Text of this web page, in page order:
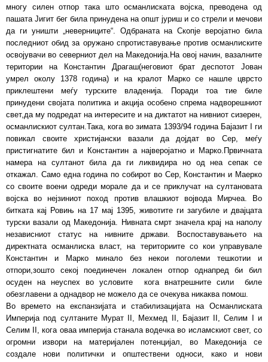
многу силен отпор така што османлиската војска, преводена од
пашата Јигит бег била принудена на општ јуриш и со стрели и мечови
да ги уништи „неверниците“. Одбраната на Скопје веројатно била
последниот обид за оружано спротиставување против османлиските
освојувачи во северниот дел на Македонија.На овој начин, вазалните
територии на Константин Драгаш(неговиот брат деспотот Јован
умрел околу 1378 година) и на кралот Марко се нашле цврсто
приклештени меѓу турските владенија. Поради тоа тие биле
принудени својата политика и акција особено спрема надворешниот
свет,да му подредат на интересите и на диктатот на нивниот сизерен,
османлискиот султан.Така, кога во зимата 1393/94 година Бајазит I ги
повикал своите христијански вазали да дојдат во Сер, меѓу
пристигнатите бил и Константин а најверојатно и Марко.Првичната
намера на султанот била да ги ликвидира но од неа сепак се
откажал. Само една година по собирот во Сер, Константин и Маерко
со своите воени одреди морале да и се приклучат на султановата
војска во нејзиниот поход против влашкиот војвода Мирчеа. Во
битката кај Ровињ на 17 мај 1395, животите ги загубиле и двајцата
турски вазали од Македонија. Нивната смрт значела крај на наполу
независниот статус на нивните држави. Воспоставувањето на
директната османлиска власт, на териториите со кои управувале
Константин и Марко минало без некои поголеми тешкотии и
отпори,зошто секој поединечен локален отпор однапред би бил
осуден на неуспех во условите кога внатрешните сили биле
обезглавени а однадвор не можело да се очекува никаква помош.
Во времето на експанзијата и стабилизацијата на Османлиската
Империја под султаните Мурат II, Мехмед II, Бајазит II, Селим I и
Селим II, кога оваа империја станала водечка во исламскиот свет, со
огромни извори на материјален потенцијал, во Македонија се
создале нови политички и општествени односи, како и нови